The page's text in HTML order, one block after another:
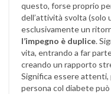
questo, forse proprio
dell’attività svolta (solo
esclusivamente un
l’impegno è duplice.
vita, entrando a far
creando un rapporto
Significa essere attenti,
persona col diabete